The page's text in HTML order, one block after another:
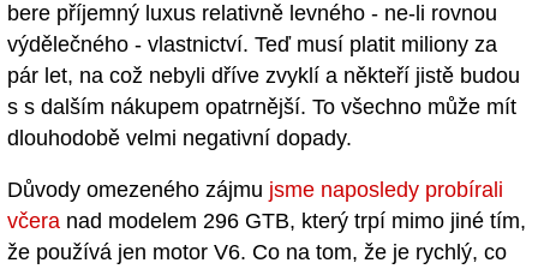
bere příjemný luxus relativně levného - ne-li rovnou
výdělečného - vlastnictví. Teď musí platit miliony za
pár let, na což nebyli dříve zvyklí a někteří jistě budou
s s dalším nákupem opatrnější. To všechno může mít
dlouhodobě velmi negativní dopady.
Důvody omezeného zájmu jsme naposledy probírali
včera nad modelem 296 GTB, který trpí mimo jiné tím,
že používá jen motor V6. Co na tom, že je rychlý, co